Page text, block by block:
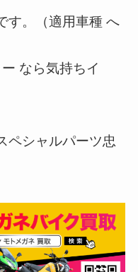
す。（適用車種 へ
なら気持ちイ
ペシャルパーツ忠